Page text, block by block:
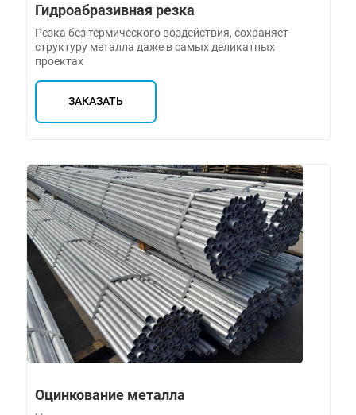
Гидроабразивная резка
Резка без термического воздействия, сохраняет
структуру металла даже в самых деликатных
проектах
ЗАКАЗАТЬ
Оцинкование металла